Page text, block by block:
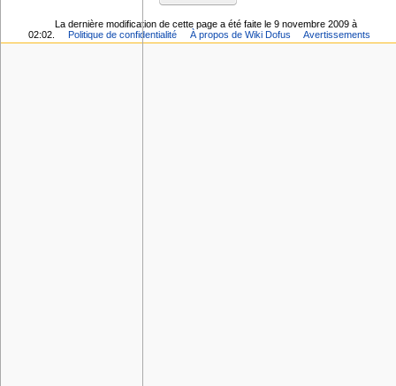
La dernière modification de cette page a été faite le 9 novembre 2009 à
02:02.
Politique de confidentialité À propos de Wiki Dofus Avertissements